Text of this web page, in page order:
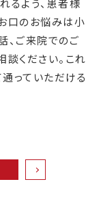
るよう、患者様
口のお悩みは小
、ご来院でのご
談ください。これ
っていただける